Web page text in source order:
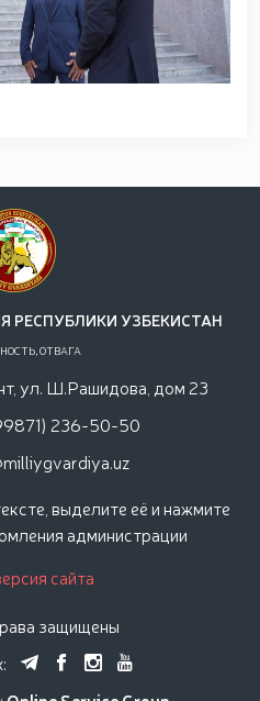
РЕСПУБЛИКИ УЗБЕКИСТАН
ОТВАГА
ул. Ш.Рашидова, дом 23
236-50-50
выделите её и нажмите
администрации
сайта
защищены